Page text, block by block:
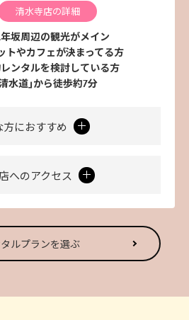
清水寺店の詳細
坂周辺の観光がメイン
トやカフェが決まってる方
ンタルを検討している方
水道｣から徒歩約7分
方におすすめ
へのアクセス
ルプランを選ぶ